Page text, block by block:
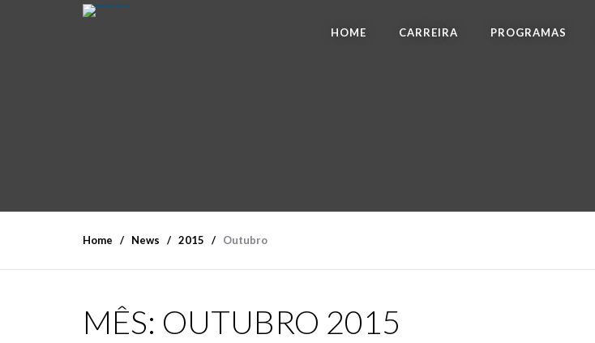
HOME CARREIRA PROGRAMAS
Home News 2015 Outubro
MÊS: OUTUBRO 2015